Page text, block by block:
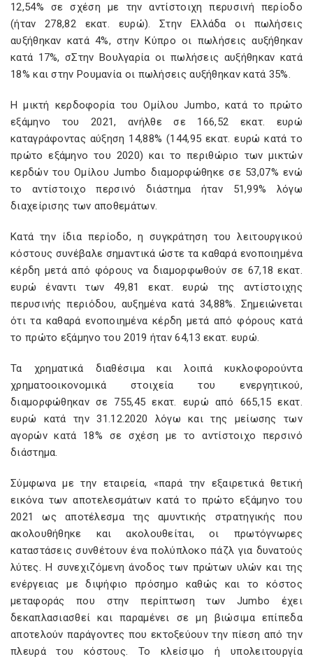
12,54% σε σχέση με την αντίστοιχη περυσινή περίοδο
(ήταν 278,82 εκατ. ευρώ). Στην Ελλάδα οι πωλήσεις
αυξήθηκαν κατά 4%, στην Κύπρο οι πωλήσεις αυξήθηκαν
κατά 17%, σΣτην Βουλγαρία οι πωλήσεις αυξήθηκαν κατά
18% και στην Ρουμανία οι πωλήσεις αυξήθηκαν κατά 35%.
Η μικτή κερδοφορία του Ομίλου Jumbo, κατά το πρώτο
εξάμηνο του 2021, ανήλθε σε 166,52 εκατ. ευρώ
καταγράφοντας αύξηση 14,88% (144,95 εκατ. ευρώ κατά το
πρώτο εξάμηνο του 2020) και το περιθώριο των μικτών
κερδών του Ομίλου Jumbo διαμορφώθηκε σε 53,07% ενώ
το αντίστοιχο περσινό διάστημα ήταν 51,99% λόγω
διαχείρισης των αποθεμάτων.
Κατά την ίδια περίοδο, η συγκράτηση του λειτουργικού
κόστους συνέβαλε σημαντικά ώστε τα καθαρά ενοποιημένα
κέρδη μετά από φόρους να διαμορφωθούν σε 67,18 εκατ.
ευρώ έναντι των 49,81 εκατ. ευρώ της αντίστοιχης
περυσινής περιόδου, αυξημένα κατά 34,88%. Σημειώνεται
ότι τα καθαρά ενοποιημένα κέρδη μετά από φόρους κατά
το πρώτο εξάμηνο του 2019 ήταν 64,13 εκατ. ευρώ.
Τα χρηματικά διαθέσιμα και λοιπά κυκλοφορούντα
χρηματοοικονομικά στοιχεία του ενεργητικού,
διαμορφώθηκαν σε 755,45 εκατ. ευρώ από 665,15 εκατ.
ευρώ κατά την 31.12.2020 λόγω και της μείωσης των
αγορών κατά 18% σε σχέση με το αντίστοιχο περσινό
διάστημα.
Σύμφωνα με την εταιρεία, «παρά την εξαιρετικά θετική
εικόνα των αποτελεσμάτων κατά το πρώτο εξάμηνο του
2021 ως αποτέλεσμα της αμυντικής στρατηγικής που
ακολουθήθηκε και ακολουθείται, οι πρωτόγνωρες
καταστάσεις συνθέτουν ένα πολύπλοκο πάζλ για δυνατούς
λύτες. Η συνεχιζόμενη άνοδος των πρώτων υλών και της
ενέργειας με διψήφιο πρόσημο καθώς και το κόστος
μεταφοράς που στην περίπτωση των Jumbo έχει
δεκαπλασιασθεί και παραμένει σε μη βιώσιμα επίπεδα
αποτελούν παράγοντες που εκτοξεύουν την πίεση από την
πλευρά του κόστους. Το κλείσιμο ή υπολειτουργία